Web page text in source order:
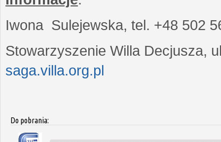
Iwona Sulejewska, tel. +48 502
Stowarzyszenie Willa Decjusza,
saga.villa.org.pl
Do pobrania: